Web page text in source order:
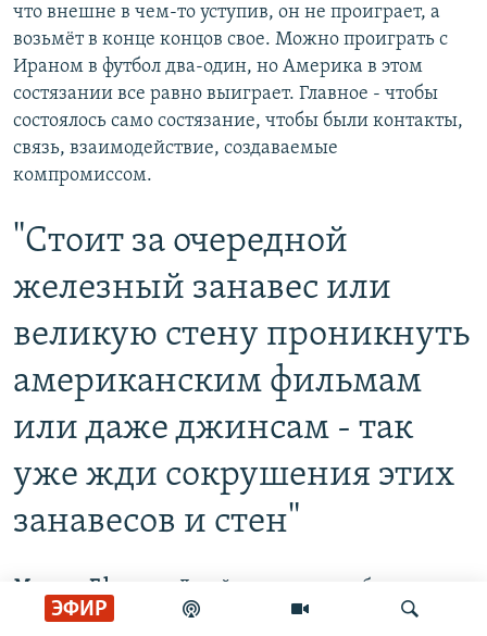
ЭФИР
что внешне в чем-то уступив, он не проиграет, а
возьмёт в конце концов свое. Можно проиграть с
Ираном в футбол два-один, но Америка в этом
состязании все равно выиграет. Главное - чтобы
состоялось само состязание, чтобы были контакты,
связь, взаимодействие, создаваемые
компромиссом.
"Стоит за очередной
железный занавес или
великую стену проникнуть
американским фильмам
или даже джинсам - так
уже жди сокрушения этих
занавесов и стен"
Марина Ефимова
: Давайте только не забудем, что
все компромиссы, на которые шли составители